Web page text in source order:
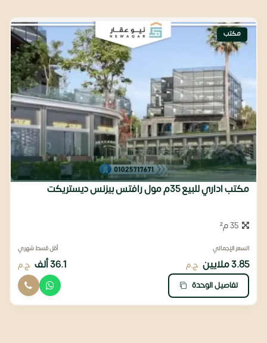
مكتب
مكتب اداري للبيع 35م مول رافتس بيزنس ديستريكت
السعر الإجمالي
3.85 ملايين ج.م
أقل قسط شهري
36.1 ألف ج.م
تفاصيل الوحدة